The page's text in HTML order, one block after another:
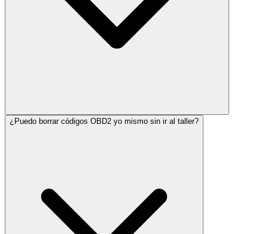
¿Puedo borrar códigos OBD2 yo mismo sin ir al taller?